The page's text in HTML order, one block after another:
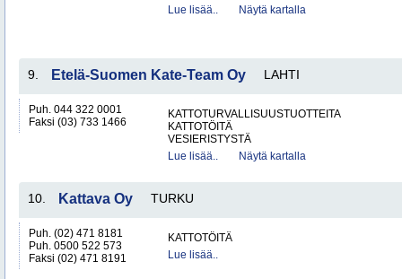
Lue lisää..
Näytä kartalla
9. Etelä-Suomen Kate-Team Oy LAHTI
Puh. 044 322 0001
Faksi (03) 733 1466
KATTOTURVALLISUUSTUOTTEITA
KATTOTÖITÄ
VESIERISTYSTÄ
Lue lisää..
Näytä kartalla
10. Kattava Oy TURKU
Puh. (02) 471 8181
Puh. 0500 522 573
Faksi (02) 471 8191
KATTOTÖITÄ
Lue lisää..